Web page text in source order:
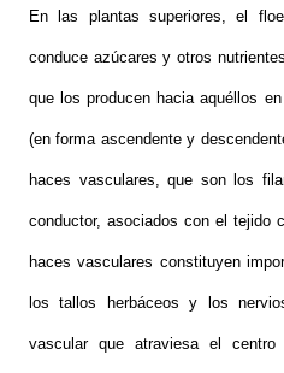
En las plantas superiores, el
conduce azúcares y otros
que los producen hacia aquéllos
(en forma ascendente y
haces vasculares, que son los
conductor, asociados con el tejido
haces vasculares constituyen
los tallos herbáceos y los
vascular que atraviesa el